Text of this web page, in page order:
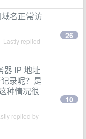
名正常访
Lastly replied
26
器 IP 地址
录呢？是
种情况很
replied by
10